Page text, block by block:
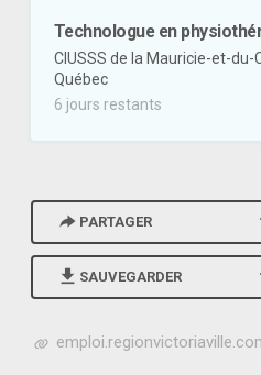
Technologue en
CIUSSS de la Mauricie-et-du-
Québec
6 jours restants
PARTAGER
SAUVEGARDER
h